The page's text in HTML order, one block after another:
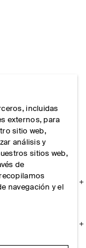
incluidas
externos, para
sitio web,
análisis y
sitios web,
de
navegación y el